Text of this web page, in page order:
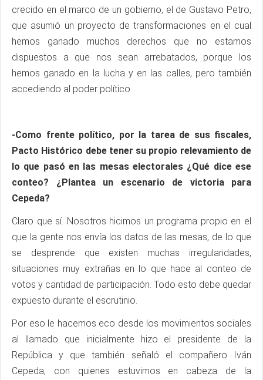
crecido en el marco de un gobierno, el de Gustavo Petro,
que asumió un proyecto de transformaciones en el cual
hemos ganado muchos derechos que no estamos
dispuestos a que nos sean arrebatados, porque los
hemos ganado en la lucha y en las calles, pero también
accediendo al poder político.
-Como frente político, por la tarea de sus fiscales,
Pacto Histórico debe tener su propio relevamiento de
lo que pasó en las mesas electorales ¿Qué dice ese
conteo? ¿Plantea un escenario de victoria para
Cepeda?
Claro que sí. Nosotros hicimos un programa propio en el
que la gente nos envía los datos de las mesas, de lo que
se desprende que existen muchas irregularidades,
situaciones muy extrañas en lo que hace al conteo de
votos y cantidad de participación. Todo esto debe quedar
expuesto durante el escrutinio.
Por eso le hacemos eco desde los movimientos sociales
al llamado que inicialmente hizo el presidente de la
República y que también señaló el compañero Iván
Cepeda, con quienes estuvimos en cabeza de la